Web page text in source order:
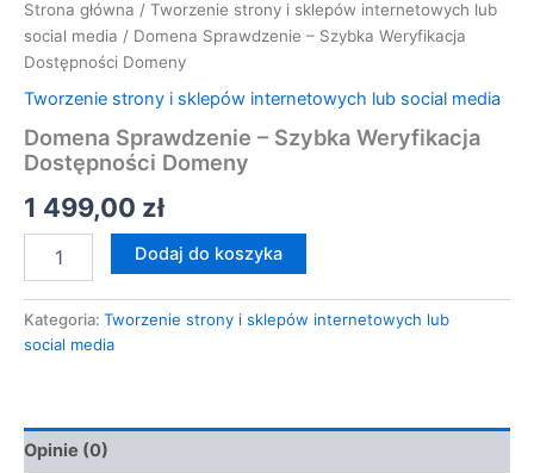
Strona główna / Tworzenie strony i sklepów internetowych lub
social media / Domena Sprawdzenie – Szybka Weryfikacja
Dostępności Domeny
Tworzenie strony i sklepów internetowych lub social media
Domena Sprawdzenie – Szybka Weryfikacja
Dostępności Domeny
1 499,00 zł
Dodaj do koszyka
Kategoria: Tworzenie strony i sklepów internetowych lub
social media
Opinie (0)